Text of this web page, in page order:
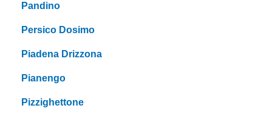
Pandino
Persico Dosimo
Piadena Drizzona
Pianengo
Pizzighettone